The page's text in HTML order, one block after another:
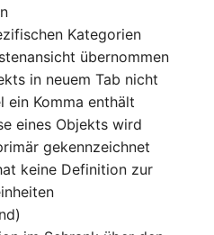
Datenbankschema
Datenbanktabelle
Datenbankzugriff
Datenbankzuweisung
Datensicherung
Konverter
Kryptokarte
KVM-Switch
Land
Layer-2-Netz
Kategorien
übernommen
in neuem Tab nicht
ein Komma enthält
eines Objekts wird
gekennzeichnet
keine Definition zur